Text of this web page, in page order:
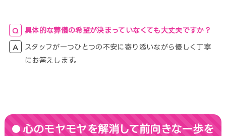
具体的な葬儀の希望が決まっていなくても大丈夫ですか？
スタッフが一つひとつの不安に寄り添いながら優しく丁寧
にお答えします。
心のモヤモヤを解消して前向きな一歩を